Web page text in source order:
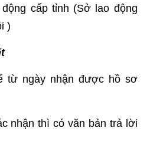
cấp tỉnh (Sở lao động
)
từ ngày nhận được hồ sơ
nhận thì có văn bản trả lời